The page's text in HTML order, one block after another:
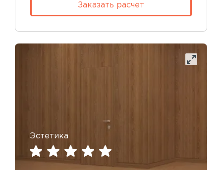
Заказать расчет
Эстетика